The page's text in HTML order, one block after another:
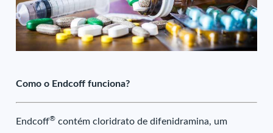
Como o Endcoff funciona?
Endcoff® contém cloridrato de difenidramina, um